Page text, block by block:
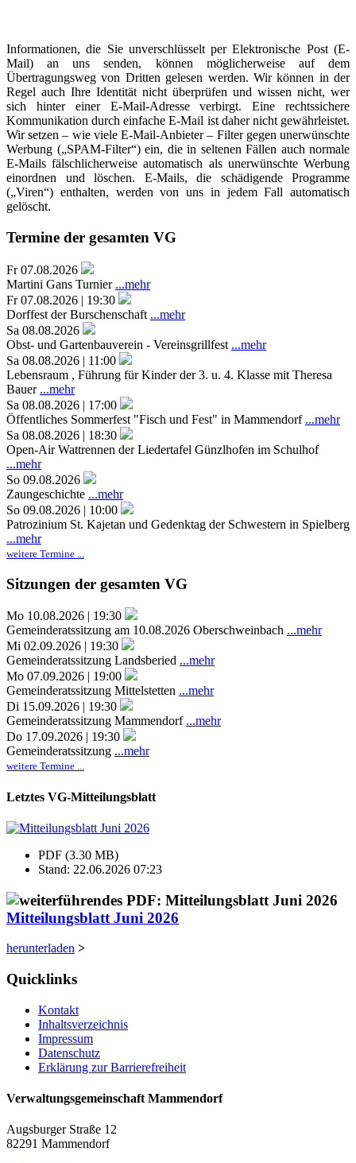
Informationen, die Sie unverschlüsselt per Elektronische Post (E-
Mail) an uns senden, können möglicherweise auf dem
Übertragungsweg von Dritten gelesen werden. Wir können in der
Regel auch Ihre Identität nicht überprüfen und wissen nicht, wer
sich hinter einer E-Mail-Adresse verbirgt. Eine rechtssichere
Kommunikation durch einfache E-Mail ist daher nicht gewährleistet.
Wir setzen – wie viele E-Mail-Anbieter – Filter gegen unerwünschte
Werbung („SPAM-Filter“) ein, die in seltenen Fällen auch normale
E-Mails fälschlicherweise automatisch als unerwünschte Werbung
einordnen und löschen. E-Mails, die schädigende Programme
(„Viren“) enthalten, werden von uns in jedem Fall automatisch
gelöscht.
Termine der gesamten VG
Fr 07.08.2026
Martini Gans Turnier ...mehr
Fr 07.08.2026 | 19:30
Dorffest der Burschenschaft ...mehr
Sa 08.08.2026
Obst- und Gartenbauverein - Vereinsgrillfest ...mehr
Sa 08.08.2026 | 11:00
Lebensraum , Führung für Kinder der 3. u. 4. Klasse mit Theresa
Bauer ...mehr
Sa 08.08.2026 | 17:00
Öffentliches Sommerfest "Fisch und Fest" in Mammendorf ...mehr
Sa 08.08.2026 | 18:30
Open-Air Wattrennen der Liedertafel Günzlhofen im Schulhof
...mehr
So 09.08.2026
Zaungeschichte ...mehr
So 09.08.2026 | 10:00
Patrozinium St. Kajetan und Gedenktag der Schwestern in Spielberg
...mehr
weitere Termine ...
Sitzungen der gesamten VG
Mo 10.08.2026 | 19:30
Gemeinderatssitzung am 10.08.2026 Oberschweinbach ...mehr
Mi 02.09.2026 | 19:30
Gemeinderatssitzung Landsberied ...mehr
Mo 07.09.2026 | 19:00
Gemeinderatssitzung Mittelstetten ...mehr
Di 15.09.2026 | 19:30
Gemeinderatssitzung Mammendorf ...mehr
Do 17.09.2026 | 19:30
Gemeinderatssitzung ...mehr
weitere Termine ...
Letztes VG-Mitteilungsblatt
PDF (3.30 MB)
Stand: 22.06.2026 07:23
Mitteilungsblatt Juni 2026
herunterladen >
Quicklinks
Kontakt
Inhaltsverzeichnis
Impressum
Datenschutz
Erklärung zur Barrierefreiheit
Verwaltungsgemeinschaft Mammendorf
Augsburger Straße 12
82291 Mammendorf